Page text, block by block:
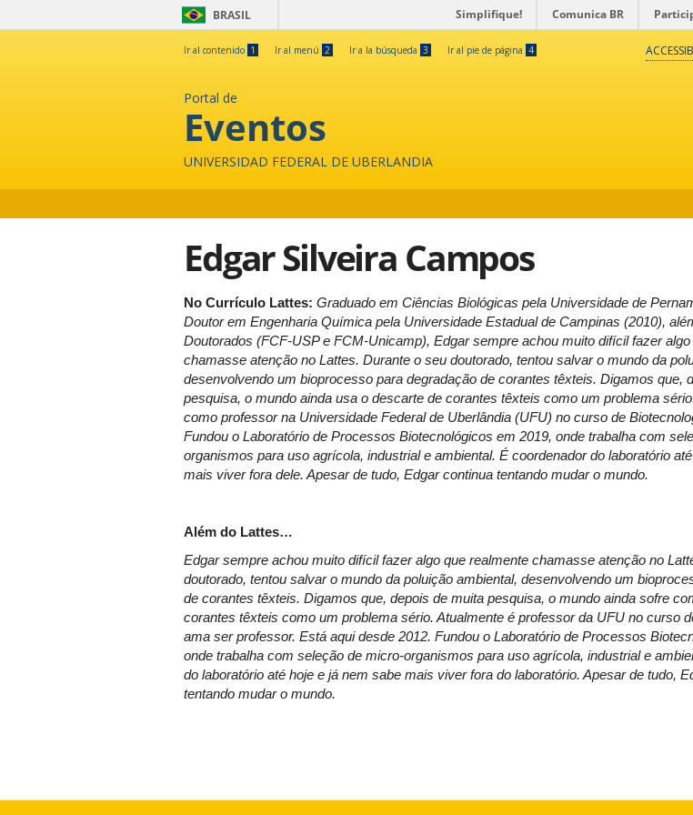
BRASIL Simplifique! Comunica BR
Ir al contenido 1 Ir al menú 2 Ir a la búsqueda 3 Ir al pie de página 4
Portal de
Eventos
UNIVERSIDAD FEDERAL DE UBERLANDIA
Edgar Silveira Campos
No Currículo Lattes: Graduado em Ciências Biológicas pela Universidade de
Doutor em Engenharia Química pela Universidade Estadual de Campinas (2010),
Doutorados (FCF-USP e FCM-Unicamp), Edgar sempre achou muito difícil fazer
chamasse atenção no Lattes. Durante o seu doutorado, tentou salvar o mundo da
desenvolvendo um bioprocesso para degradação de corantes têxteis. Digamos que,
pesquisa, o mundo ainda usa o descarte de corantes têxteis como um problema
como professor na Universidade Federal de Uberlândia (UFU) no curso de
Fundou o Laboratório de Processos Biotecnológicos em 2019, onde trabalha com
organismos para uso agrícola, industrial e ambiental. É coordenador do laboratório
mais viver fora dele. Apesar de tudo, Edgar continua tentando mudar o mundo.
Além do Lattes…
Edgar sempre achou muito difícil fazer algo que realmente chamasse atenção no
doutorado, tentou salvar o mundo da poluição ambiental, desenvolvendo um
de corantes têxteis. Digamos que, depois de muita pesquisa, o mundo ainda sofre
corantes têxteis como um problema sério. Atualmente é professor da UFU no curso
ama ser professor. Está aqui desde 2012. Fundou o Laboratório de Processos
onde trabalha com seleção de micro-organismos para uso agrícola, industrial e
do laboratório até hoje e já nem sabe mais viver fora do laboratório. Apesar de tudo,
tentando mudar o mundo.